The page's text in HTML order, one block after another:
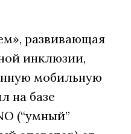
развивающая
инклюзии,
мобильную
на базе
(“умный”